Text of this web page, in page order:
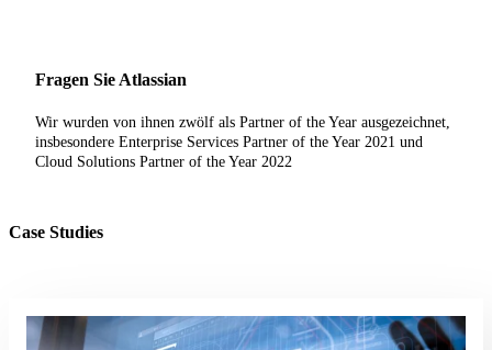
Fragen Sie Atlassian
Wir wurden von ihnen zwölf als Partner of the Year ausgezeichnet,
insbesondere Enterprise Services Partner of the Year 2021 und
Cloud Solutions Partner of the Year 2022
Case Studies